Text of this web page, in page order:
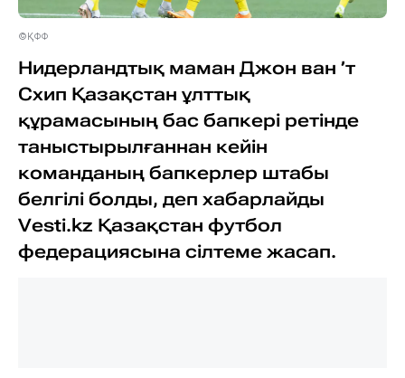
©ҚФФ
Нидерландтық маман Джон ван ’т
Схип Қазақстан ұлттық
құрамасының бас бапкері ретінде
таныстырылғаннан кейін
команданың бапкерлер штабы
белгілі болды, деп хабарлайды
Vesti.kz Қазақстан футбол
федерациясына сілтеме жасап.